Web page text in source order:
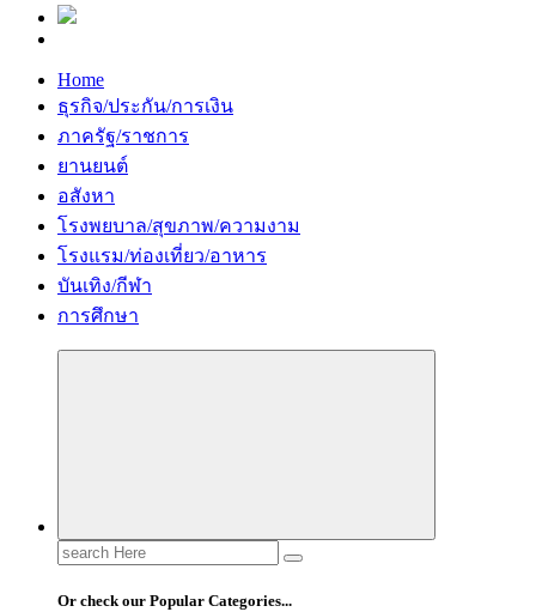
Home
ธุรกิจ/ประกัน/การเงิน
ภาครัฐ/ราชการ
ยานยนต์
อสังหา
โรงพยบาล/สุขภาพ/ความงาม
โรงแรม/ท่องเที่ยว/อาหาร
บันเทิง/กีฬา
การศึกษา
Search
for:
Or check our Popular Categories...